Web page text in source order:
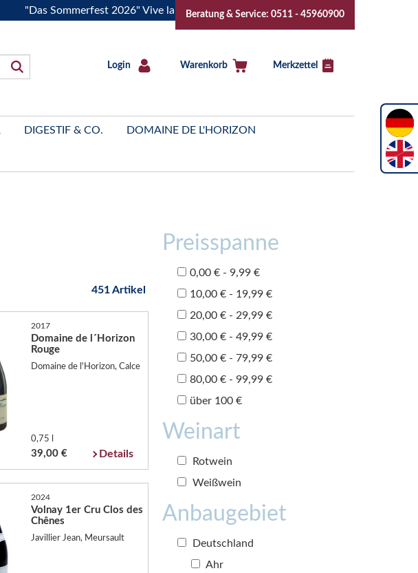
"Das Sommerfest 2026" Vive la Bourgogne..Tickets jetzt buchen! "Das
Beratung & Service: 0511 - 45960900
Login Warenkorb Merkzettel
DIGESTIF & CO. DOMAINE DE L'HORIZON
451 Artikel
2017
Domaine de l´Horizon
Rouge
Domaine de l'Horizon, Calce
0,75 l
39,00 € Details
2024
Volnay 1er Cru Clos des
Chênes
Javillier Jean, Meursault
Preisspanne
0,00 € - 9,99 €
10,00 € - 19,99 €
20,00 € - 29,99 €
30,00 € - 49,99 €
50,00 € - 79,99 €
80,00 € - 99,99 €
über 100 €
Weinart
Rotwein
Weißwein
Anbaugebiet
Deutschland
Ahr